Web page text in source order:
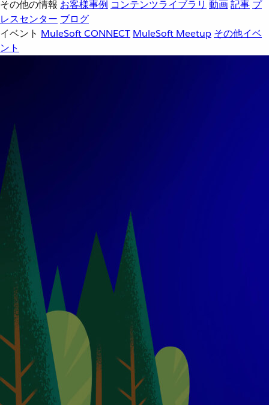
その他の情報 お客様事例 コンテンツライブラリ 動画記事 プ
レスセンター ブログ
イベント MuleSoft CONNECT MuleSoft Meetup その他イベ
ント